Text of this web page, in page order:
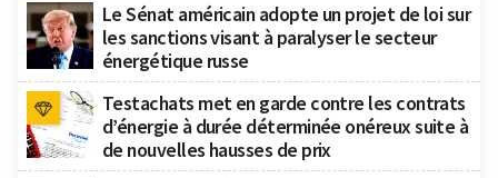
Le Sénat américain adopte un projet de loi sur
les sanctions visant à paralyser le secteur
énergétique russe
Testachats met en garde contre les contrats
d’énergie à durée déterminée onéreux suite à
de nouvelles hausses de prix